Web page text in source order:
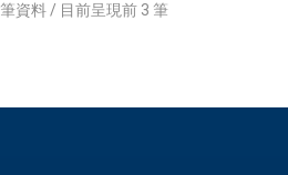
筆資料 / 目前呈現前 3 筆